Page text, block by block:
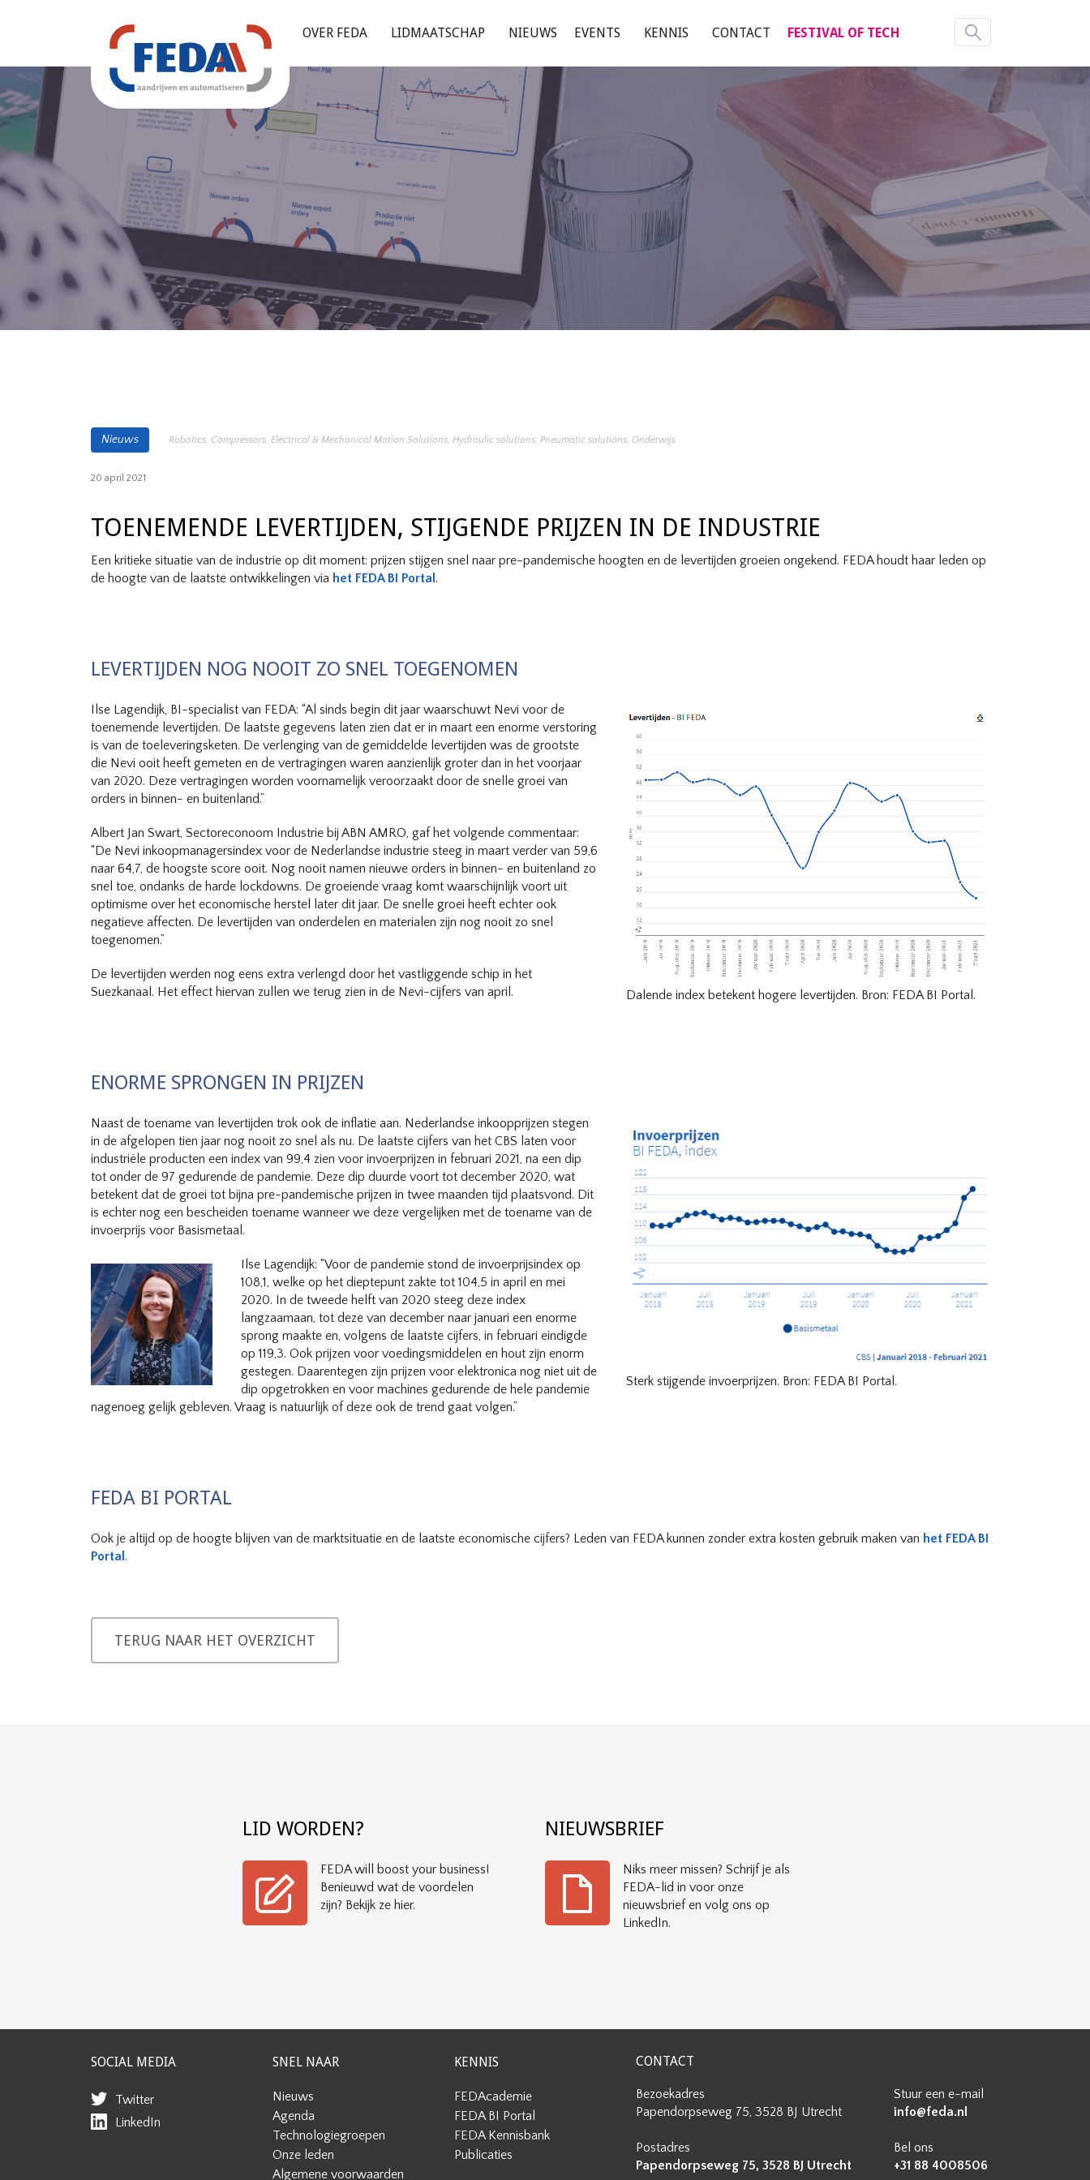
OVER FEDA LIDMAATSCHAP NIEUWS EVENTS KENNIS CONTACT FESTIVAL OF TECH
Nieuws Robotics, Compressors, Electrical & Mechanical Motion Solutions, Hydraulic solutions, Pneumatic solutions, Onderwijs
20 april 2021
TOENEMENDE LEVERTIJDEN, STIJGENDE PRIJZEN IN DE INDUSTRIE
Een kritieke situatie van de industrie op dit moment: prijzen stijgen snel naar pre-pandemische hoogten en de levertijden groeien ongekend. FEDA houdt haar leden op
de hoogte van de laatste ontwikkelingen via het FEDA BI Portal .
LEVERTIJDEN NOG NOOIT ZO SNEL TOEGENOMEN
Dalende index betekent hogere levertijden. Bron: FEDA BI Portal.
Ilse Lagendijk, BI-specialist van FEDA: “Al sinds begin dit jaar waarschuwt Nevi voor de
toenemende levertijden. De laatste gegevens laten zien dat er in maart een enorme verstoring
is van de toeleveringsketen. De verlenging van de gemiddelde levertijden was de grootste
die Nevi ooit heeft gemeten en de vertragingen waren aanzienlijk groter dan in het voorjaar
van 2020. Deze vertragingen worden voornamelijk veroorzaakt door de snelle groei van
orders in binnen- en buitenland.”
Albert Jan Swart, Sectoreconoom Industrie bij ABN AMRO, gaf het volgende commentaar:
“De Nevi inkoopmanagersindex voor de Nederlandse industrie steeg in maart verder van 59,6
naar 64,7, de hoogste score ooit. Nog nooit namen nieuwe orders in binnen- en buitenland zo
snel toe, ondanks de harde lockdowns. De groeiende vraag komt waarschijnlijk voort uit
optimisme over het economische herstel later dit jaar. De snelle groei heeft echter ook
negatieve affecten. De levertijden van onderdelen en materialen zijn nog nooit zo snel
toegenomen.”
De levertijden werden nog eens extra verlengd door het vastliggende schip in het
Suezkanaal. Het effect hiervan zullen we terug zien in de Nevi-cijfers van april.
ENORME SPRONGEN IN PRIJZEN
Sterk stijgende invoerprijzen. Bron: FEDA BI Portal.
Naast de toename van levertijden trok ook de inflatie aan. Nederlandse inkoopprijzen stegen
in de afgelopen tien jaar nog nooit zo snel als nu. De laatste cijfers van het CBS laten voor
industriële producten een index van 99,4 zien voor invoerprijzen in februari 2021, na een dip
tot onder de 97 gedurende de pandemie. Deze dip duurde voort tot december 2020, wat
betekent dat de groei tot bijna pre-pandemische prijzen in twee maanden tijd plaatsvond. Dit
is echter nog een bescheiden toename wanneer we deze vergelijken met de toename van de
invoerprijs voor Basismetaal.
Ilse Lagendijk: “Voor de pandemie stond de invoerprijsindex op
108,1, welke op het dieptepunt zakte tot 104,5 in april en mei
2020. In de tweede helft van 2020 steeg deze index
langzaamaan, tot deze van december naar januari een enorme
sprong maakte en, volgens de laatste cijfers, in februari eindigde
op 119,3. Ook prijzen voor voedingsmiddelen en hout zijn enorm
gestegen. Daarentegen zijn prijzen voor elektronica nog niet uit de
dip opgetrokken en voor machines gedurende de hele pandemie
nagenoeg gelijk gebleven. Vraag is natuurlijk of deze ook de trend gaat volgen.”
FEDA BI PORTAL
Ook je altijd op de hoogte blijven van de marktsituatie en de laatste economische cijfers? Leden van FEDA kunnen zonder extra kosten gebruik maken van het FEDA BI
Portal .
TERUG NAAR HET OVERZICHT
LID WORDEN?
FEDA will boost your business!
Benieuwd wat de voordelen
zijn? Bekijk ze hier.
NIEUWSBRIEF
Niks meer missen? Schrijf je als
FEDA-lid in voor onze
nieuwsbrief en volg ons op
LinkedIn.
SOCIAL MEDIA
Twitter
LinkedIn
SNEL NAAR
Nieuws
Agenda
Technologiegroepen
Onze leden
Algemene voorwaarden
KENNIS
FEDAcademie
FEDA BI Portal
FEDA Kennisbank
Publicaties
CONTACT
Bezoekadres
Papendorpseweg 75, 3528 BJ Utrecht
Postadres
Papendorpseweg 75, 3528 BJ Utrecht
Stuur een e-mail
info@feda.nl
Bel ons
+31 88 4008506